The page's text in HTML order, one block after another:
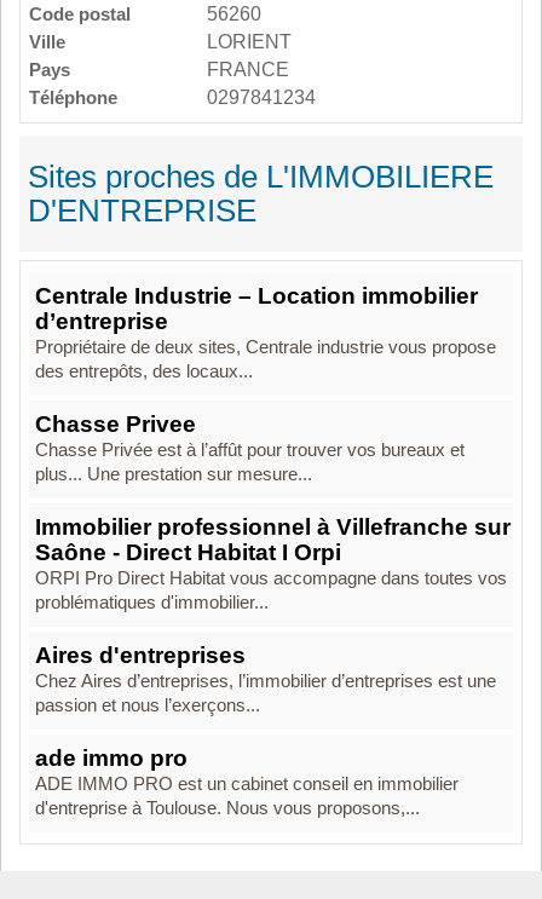
Code postal
56260
Ville
LORIENT
Pays
FRANCE
Téléphone
0297841234
Sites proches de L'IMMOBILIERE
D'ENTREPRISE
Centrale Industrie – Location immobilier
d’entreprise
Propriétaire de deux sites, Centrale industrie vous propose
des entrepôts, des locaux...
Chasse Privee
Chasse Privée est à l’affût pour trouver vos bureaux et
plus... Une prestation sur mesure...
Immobilier professionnel à Villefranche sur
Saône - Direct Habitat I Orpi
ORPI Pro Direct Habitat vous accompagne dans toutes vos
problématiques d'immobilier...
Aires d'entreprises
Chez Aires d’entreprises, l’immobilier d’entreprises est une
passion et nous l’exerçons...
ade immo pro
ADE IMMO PRO est un cabinet conseil en immobilier
d'entreprise à Toulouse. Nous vous proposons,...